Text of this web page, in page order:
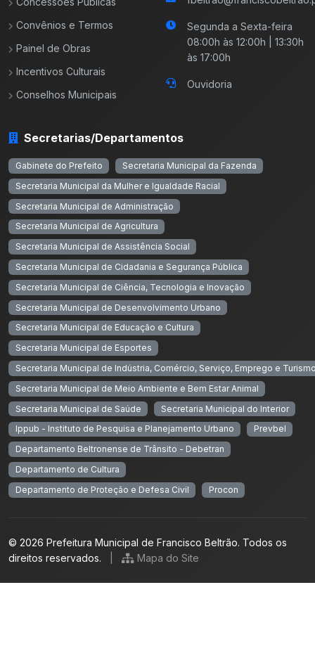
Convênios e Termos
Painel de Obras
Incentivos Culturais
Conselhos Municipais
Segunda a Sexta-feira
08:00h às 12:00h | 13:30h
às 17:00h
Ouvidoria
Secretarias/Departamentos
Gabinete do Prefeito
Secretaria Municipal da Fazenda
Secretaria Municipal da Mulher e Igualdade Racial
Secretaria Municipal de Administração
Secretaria Municipal de Agricultura
Secretaria Municipal de Assistência Social
Secretaria Municipal de Cidadania e Segurança Pública
Secretaria Municipal de Ciência, Tecnologia e Inovação
Secretaria Municipal de Desenvolvimento Urbano
Secretaria Municipal de Educação e Cultura
Secretaria Municipal de Esportes
Secretaria Municipal de Indústria, Comércio, Serviço, Emprego e
Secretaria Municipal de Meio Ambiente e Bem Estar Animal
Secretaria Municipal de Saúde
Secretaria Municipal do Interior
Ippub - Instituto de Pesquisa e Planejamento Urbano
Prevbel
Departamento Beltronense de Trânsito - Debetran
Departamento de Cultura
Departamento de Proteção e Defesa Civil
Procon
© 2026 Prefeitura Municipal de Francisco Beltrão. Todos os
direitos reservados.
Mapa do Site